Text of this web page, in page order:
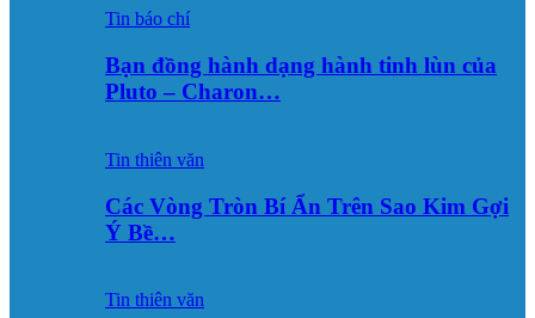
Tin báo chí
Bạn đồng hành dạng hành tinh lùn của
Pluto – Charon…
Tin thiên văn
Các Vòng Tròn Bí Ẩn Trên Sao Kim Gợi
Ý Bề…
Tin thiên văn